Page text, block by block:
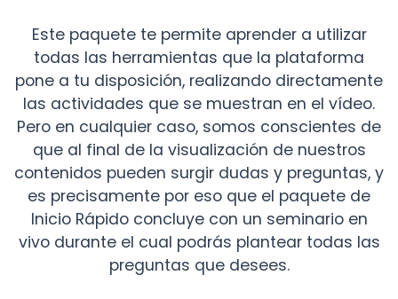
Este paquete te permite aprender a utilizar
todas las herramientas que la plataforma
pone a tu disposición, realizando directamente
las actividades que se muestran en el vídeo.
Pero en cualquier caso, somos conscientes de
que al final de la visualización de nuestros
contenidos pueden surgir dudas y preguntas, y
es precisamente por eso que el paquete de
Inicio Rápido concluye con un seminario en
vivo durante el cual podrás plantear todas las
preguntas que desees.